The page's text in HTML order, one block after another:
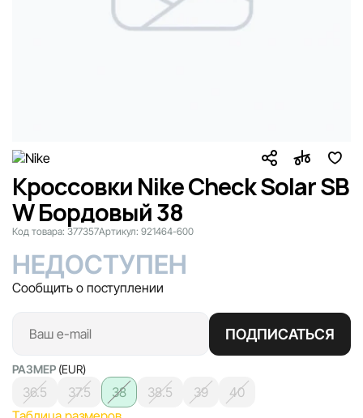
Кроссовки Nike Check Solar SB
W Бордовый 38
Код товара: 377357Артикул: 921464-600
НЕДОСТУПЕН
Сообщить о поступлении
ПОДПИСАТЬСЯ
РАЗМЕР (EUR)
36.5 37.5 38 38.5 39
40